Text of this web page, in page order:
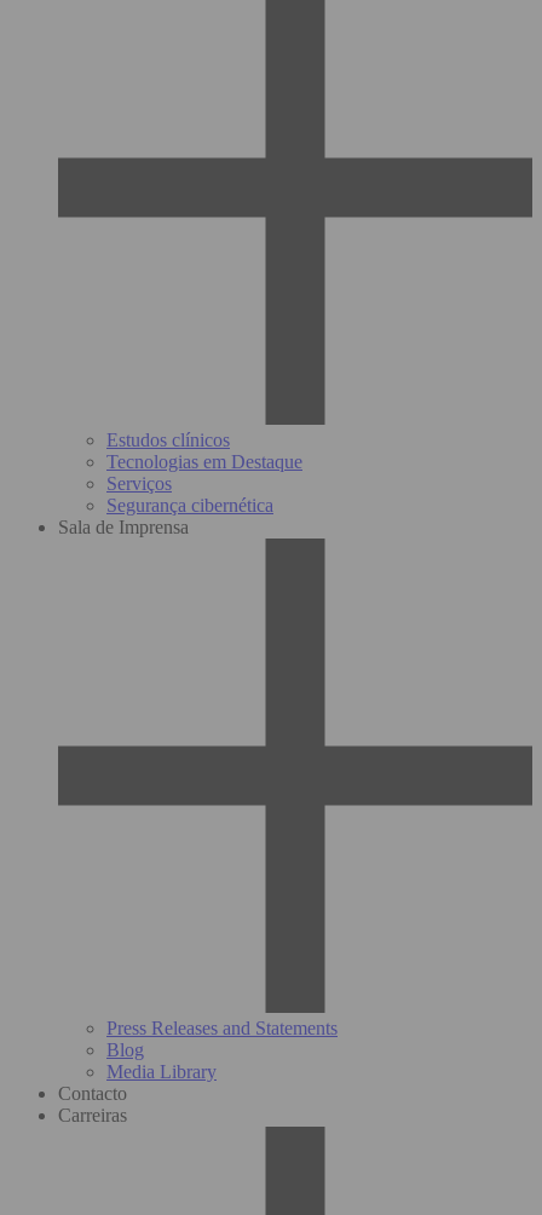
Estudos clínicos
Tecnologias em Destaque
Serviços
Segurança cibernética
Sala de Imprensa
Press Releases and Statements
Blog
Media Library
Contacto
Carreiras